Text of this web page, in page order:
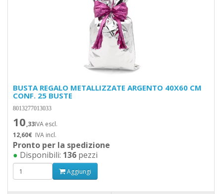
BUSTA REGALO METALLIZZATE ARGENTO 40X60 CM
CONF. 25 BUSTE
8013277013033
10,33IVA escl.
12,60€ IVA incl.
Pronto per la spedizione
● Disponibili: 136 pezzi
Aggiungi